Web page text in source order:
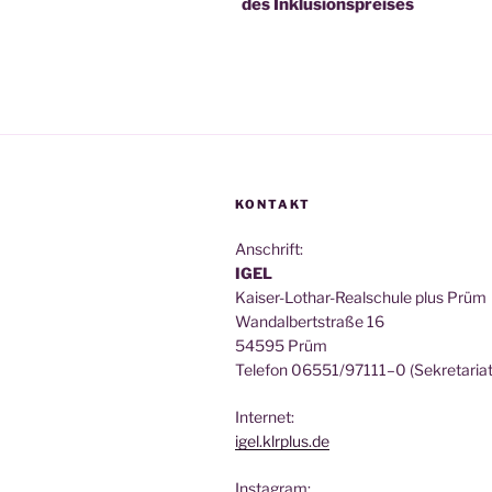
des Inklusionspreises
KONTAKT
Anschrift:
IGEL
Kai­ser-Lothar-Real­schu­le plus Prüm
Wan­dal­bert­stra­ße 16
54595 Prüm
Tele­fon 06551/97111–0
Inter­net:
igel.klrplus.de